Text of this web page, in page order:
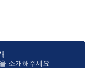
소개해주세요